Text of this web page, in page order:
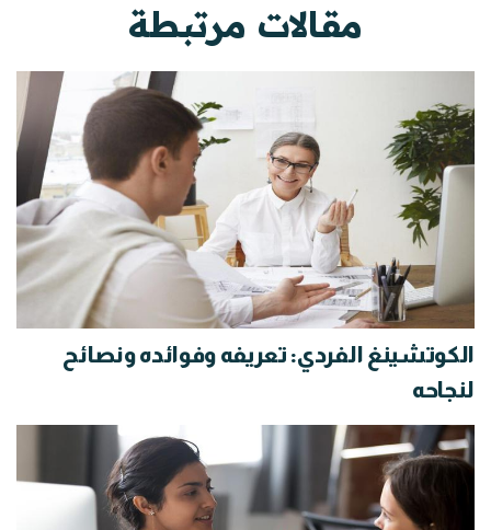
مقالات مرتبطة
الكوتشينغ الفردي: تعريفه وفوائده ونصائح
لنجاحه